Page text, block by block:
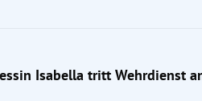
Isabella tritt Wehrdienst